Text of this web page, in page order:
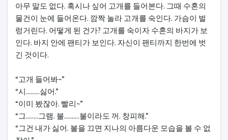
아무 말도 없다. 혹시나 싶어 고개를 들어본다. 그때 수혼의
물건이 눈에 들어온다. 깜짝 놀라 고개를 숙인다. 가슴이 벌
렁거린다. 어떻게 된 건가? 고개를 숙이자 수혼의 바지가 보
인다. 바지 안에 팬티가 보인다. 자신이 팬티까지 한번에 벗
긴 것이다.
“고개 들어봐~”
“시.........싫어.”
“이미 봤잖아. 빨리~”
“그........그램. 불..........불이라도 꺼. 창피해.”
“그건 내가 싫어. 불을 끄면 지나의 아름다운 모습을 볼 수 없